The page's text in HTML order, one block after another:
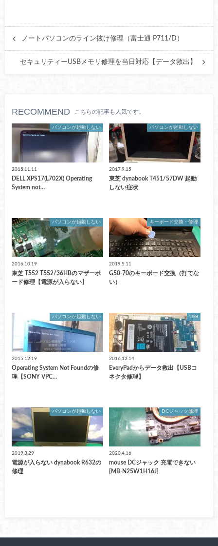
ノートパソコンのライン抜け修理（富士通 P711/D）
セキュリティーUSBメモリ修理を当日対応【データ救出】
RECOMMEND こちらの記事も人気です。
パソコンが起動しない
2015.11.11
DELL XPS17(L702X) Operating
System not…
パソコンが起動しない
2017.9.15
東芝 dynabook T451/57DW 起動
しない症状
パソコンが起動しない
2016.10.19
東芝 T552 T552/36HBのマザーボ
ード修理【電源が入らない】
キーボード交換・修理
2019.5.11
G50-70のキーボード交換（打てな
い）
パソコンが起動しない
2015.12.19
Operating System Not Foundの修
理【SONY VPC…
USB
2016.12.14
EveryPadからデータ救出【USBコ
ネクタ修理】
パソコンが起動しない
2019.3.29
電源が入らない dynabook R632の
修理
DCジャック修理
2020.4.16
mouse DCジャック 充電できない
[MB-N25W1H16J]